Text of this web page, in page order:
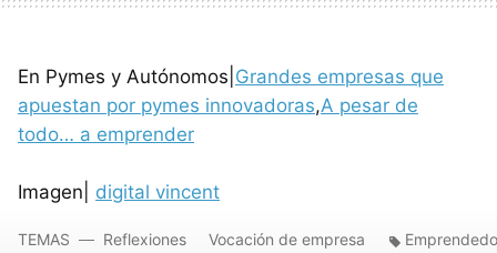
En Pymes y Autónomos| Grandes empresas que
apuestan por pymes innovadoras,A pesar de
todo… a emprender
Imagen| digital vincent
TEMAS Reflexiones Vocación de empresa